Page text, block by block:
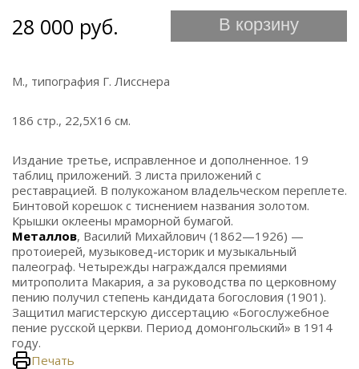
28 000 руб. В корзину
М., типография Г. Лисснера
186 стр., 22,5Х16 см.
Издание третье, исправленное и дополненное. 19
таблиц приложений. З листа приложений с
реставрацией. В полукожаном владельческом переплете.
Бинтовой корешок с тиснением названия золотом.
Крышки оклеены мраморной бумагой.
Металлов, Василий Михайлович (1862—1926) —
протоиерей, музыковед-историк и музыкальный
палеограф. Четырежды награждался премиями
митрополита Макария, а за руководства по церковному
пению получил степень кандидата богословия (1901).
Защитил магистерскую диссертацию «Богослужебное
пение русской церкви. Период домонгольский» в 1914
году.
Печать